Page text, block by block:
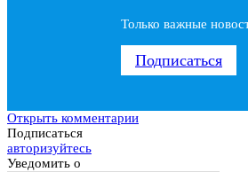
Только важные
Подписаться
Открыть комментарии
Подписаться
авторизуйтесь
Уведомить о